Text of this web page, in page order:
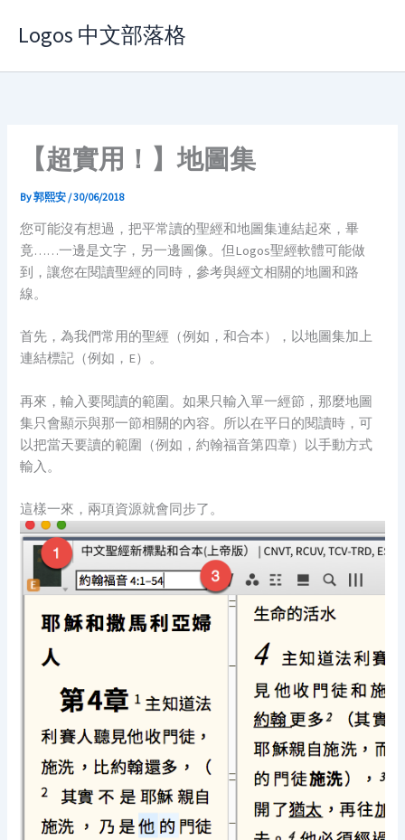
Logos 中文部落格
【超實用！】地圖集
By郭熙安/30/06/2018
您可能沒有想過，把平常讀的聖經和地圖集連結起來，畢
竟……一邊是文字，另一邊圖像。但Logos聖經軟體可能做
到，讓您在閱讀聖經的同時，參考與經文相關的地圖和路
線。
首先，為我們常用的聖經（例如，和合本），以地圖集加上
連結標記（例如，E）。
再來，輸入要閱讀的範圍。如果只輸入單一經節，那麼地圖
集只會顯示與那一節相關的內容。所以在平日的閱讀時，可
以把當天要讀的範圍（例如，約翰福音第四章）以手動方式
輸入。
這樣一來，兩項資源就會同步了。